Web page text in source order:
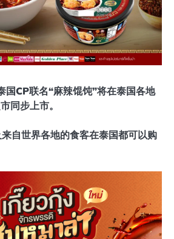
国CP联名“麻辣馄饨”将在泰国各地
同步上市。
自世界各地的食客在泰国都可以购